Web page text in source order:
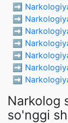
➡️
➡️
➡️
➡️
➡️
➡️
➡️
Narkolog
so'nggi